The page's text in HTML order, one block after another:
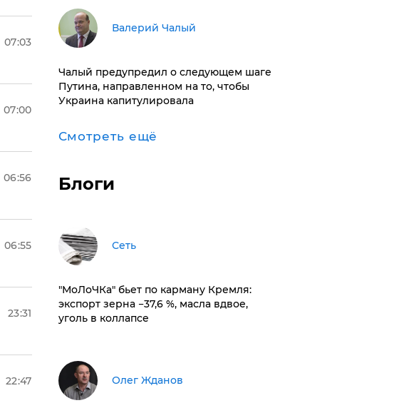
07:03
07:00
06:56
06:55
23:31
22:47
Валерий Чалый
Чалый предупредил о следующем шаге
Путина, направленном на то, чтобы
Украина капитулировала
Смотреть ещё
Блоги
Сеть
​"МоЛоЧКа" бьет по карману Кремля:
экспорт зерна −37,6 %, масла вдвое,
уголь в коллапсе
Олег Жданов